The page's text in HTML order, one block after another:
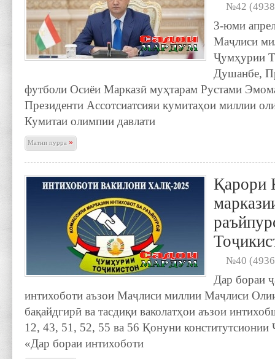
№42
3-юми
Маҷлиси
Ҷумҳурии
Душанбе,
футболи Осиёи Марказӣ муҳтарам Рустами
Президенти Ассотсиатсияи кумитаҳои миллии
Кумитаи олимпии давлати
Матни пурра»
Қарори
№40
Дар бораи
интихоботи аъзои Маҷлиси миллии Маҷлиси
бақайдгирӣ ва тасдиқи ваколатҳои аъзои
12, 43, 51, 52, 55 ва 56 Қонуни
«Дар бораи интихоботи